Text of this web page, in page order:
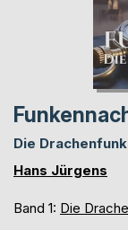
Die
Hans Jürgens
Band 1: Die